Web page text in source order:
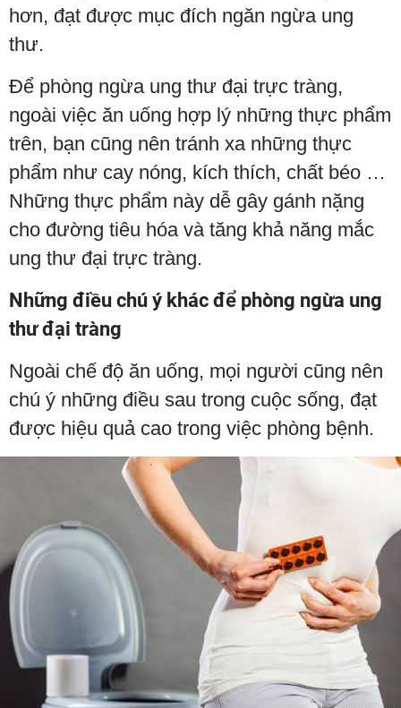
hơn, đạt được mục đích ngăn ngừa ung
thư.
Để phòng ngừa ung thư đại trực tràng,
ngoài việc ăn uống hợp lý những thực phẩm
trên, bạn cũng nên tránh xa những thực
phẩm như cay nóng, kích thích, chất béo …
Những thực phẩm này dễ gây gánh nặng
cho đường tiêu hóa và tăng khả năng mắc
ung thư đại trực tràng.
Những điều chú ý khác để phòng ngừa ung
thư đại tràng
Ngoài chế độ ăn uống, mọi người cũng nên
chú ý những điều sau trong cuộc sống, đạt
được hiệu quả cao trong việc phòng bệnh.